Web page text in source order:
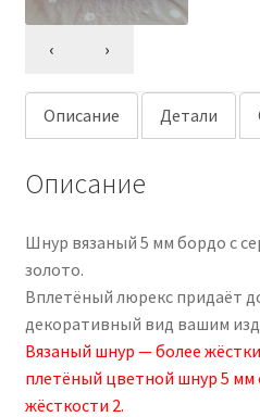
‹ ›
Описание Детали
Описание
Шнур вязаный 5 мм бордо с
золото.
Вплетёный люрекс придаёт
декоративный вид вашим
Вязаный шнур — более
плетёный цветной шнур 5 мм
жёсткости 2.